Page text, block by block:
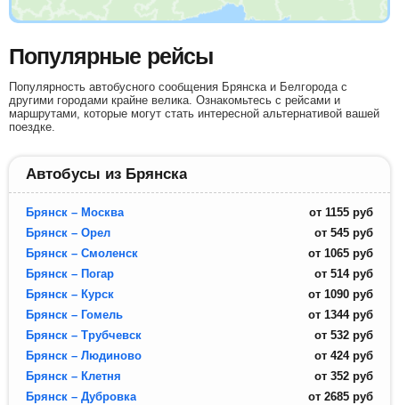
Популярные рейсы
Популярность автобусного сообщения Брянска и Белгорода с
другими городами крайне велика. Ознакомьтесь с рейсами и
маршрутами, которые могут стать интересной альтернативой вашей
поездке.
Автобусы из Брянска
Брянск – Москва от 1155 руб
Брянск – Орел
от 545 руб
Брянск – Смоленск
от 1065 руб
Брянск – Погар
от 514 руб
Брянск – Курск
от 1090 руб
Брянск – Гомель
от 1344 руб
Брянск – Трубчевск
от 532 руб
Брянск – Людиново
от 424 руб
Брянск – Клетня
от 352 руб
Брянск – Дубровка
от 2685 руб